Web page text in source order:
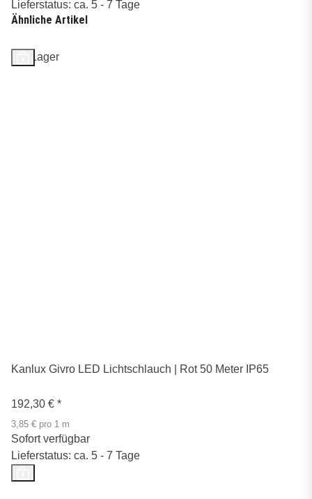
Lieferstatus: ca. 5 - 7 Tage
Ähnliche Artikel
Auf Lager
Kanlux Givro LED Lichtschlauch | Rot 50 Meter IP65
192,30 € *
3,85 € pro 1 m
Sofort verfügbar
Lieferstatus: ca. 5 - 7 Tage